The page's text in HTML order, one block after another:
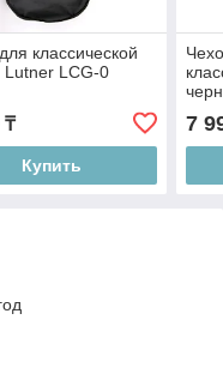
классической
Lutner LCG-0
₸
Купить
7